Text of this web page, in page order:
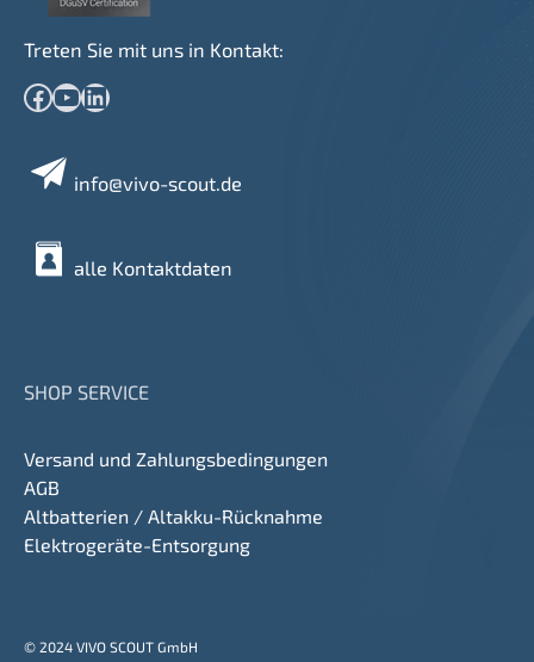
Treten Sie mit uns in Kontakt:
Facebook YouTube LinkedIn
info@vivo-scout.de
alle Kontaktdaten
SHOP SERVICE
Versand und Zahlungsbedingungen
AGB
Altbatterien / Altakku-Rücknahme
Elektrogeräte-Entsorgung
© 2024 VIVO SCOUT GmbH